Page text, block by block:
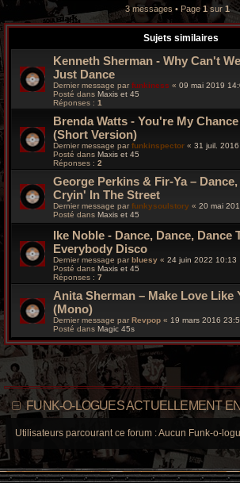
3 messages • Page 1 sur 1
Sujets similaires
Kenneth Sherman ‎- Why Can't
Just Dance
Dernier message par funkiness « 09 mai 2019
Posté dans Maxis et 45
Réponses : 1
Brenda Watts ‎- You're My
(Short Version)
Dernier message par funkinspector « 31 juil.
Posté dans Maxis et 45
Réponses : 2
George Perkins & Fir-Ya –
Cryin' In The Street
Dernier message par funkysoulstory « 20 mai
Posté dans Maxis et 45
Ike Noble - Dance, Dance, Dance
Everybody Disco
Dernier message par bluesy « 24 juin 2022 10:13
Posté dans Maxis et 45
Réponses : 7
Anita Sherman ‎– Make Love Like
(Mono)
Dernier message par Revpop « 19 mars 2016
Posté dans Magic 45s
FUNK-O-LOGUES ACTUELLEMENT
Utilisateurs parcourant ce forum : Aucun Funk-o-